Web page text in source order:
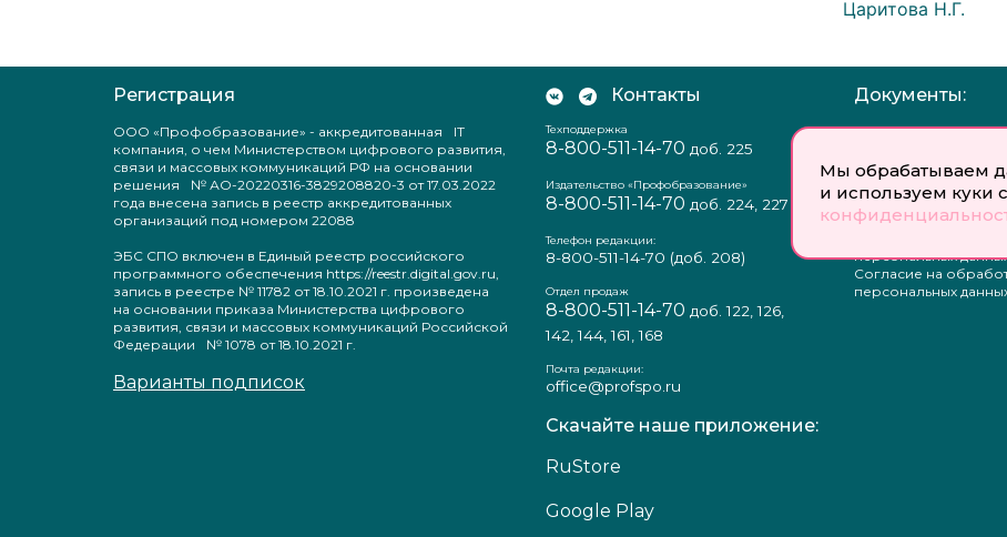
Мы обрабатываем
и используем куки
Царитова Н.Г.
Регистрация
ООО «Профобразование» - аккредитованная IT
компания, о чем Министерством цифрового развития,
связи и массовых коммуникаций РФ на основании
решения № АО-20220316-3829208820-3 от 17.03.2022
года внесена запись в реестр аккредитованных
организаций под номером 22088
ЭБС СПО включен в Единый реестр российского
программного обеспечения https://reestr.digital.gov.ru,
запись в реестре № 11782 от 18.10.2021 г. произведена
на основании приказа Министерства цифрового
развития, связи и массовых коммуникаций Российской
Федерации № 1078 от 18.10.2021 г.
Варианты подписок
Контакты
Техподдержка
8-800-511-14-70 доб. 225
Издательство «Профобразование»
8-800-511-14-70 доб. 224, 227
Телефон редакции:
8-800-511-14-70 (доб. 208)
Отдел продаж
8-800-511-14-70 доб. 122, 126,
142, 144, 161, 168
Почта редакции:
office@profspo.ru
Скачайте наше приложение:
RuStore
Google Play
Документы:
Отзыв согласия на
Пользовательское
соглашение
Политика
персональных
Согласие на
персональных